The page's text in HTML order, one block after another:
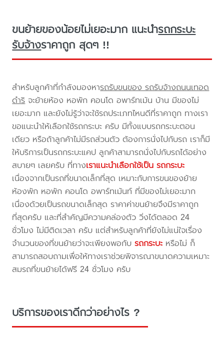
ขนย้ายของน้อยไม่เยอะมาก แนะนำรถกระบะ
รับจ้างราคาถูก สุดๆ !!
สำหรับลูกค้าที่กำลังมองหารถรับขนของ รถรับจ้างถนนเทอด
ดำริ จะย้ายห้อง หอพัก คอนโด อพาร์ทเม้น บ้าน มีของไม่
เยอะมาก และยังไม่รู้ว่าจะใช้รถประเภทไหนดีที่ราคาถูก ทางเรา
ขอแนะนำให้เลือกใช้รถกระบะ ครับ มีทั้งแบบรถกระบะตอน
เดียว หรือถ้าลูกค้าไม่มีรถส่วนตัว ต้องการนั่งไปกับรถ เราก็มี
ให้บริการเป็นรถกระบะแคป ลูกค้าสามารถนั่งไปกับรถได้อย่าง
สบายๆ เลยครับ ที่ทางเราแนะนำเลือกใช้เป็น รถกระบะ
เนื่องจากเป็นรถที่ขนาดเล็กที่สุด เหมาะกับการขนของย้าย
ห้องพัก หอพัก คอนโด อพาร์ทเม้นท์ ที่มีของไม่เยอะมาก
เนื่องด้วยเป็นรถขนาดเล็กสุด ราคาค่าขนย้ายจึงมีราคาถูก
ที่สุดครับ และที่สำคัญมีความคล่องตัว วิ่งได้ตลอด 24
ชั่วโมง ไม่มีติดเวลา ครับ แต่สำหรับลูกค้าที่ยังไม่แน่ใจเรื่อง
จำนวนของที่ขนย้ายว่าจะเพียงพอกับรถกระบะ หรือไม่ ก็
สามารถสอบถามเพื่อให้ทางเราช่วยพิจารณาขนาดความเหมาะ
สมรถที่ขนย้ายได้ฟรี 24 ชั่วโมง ครับ
บริการของเราดีกว่าอย่างไร ?